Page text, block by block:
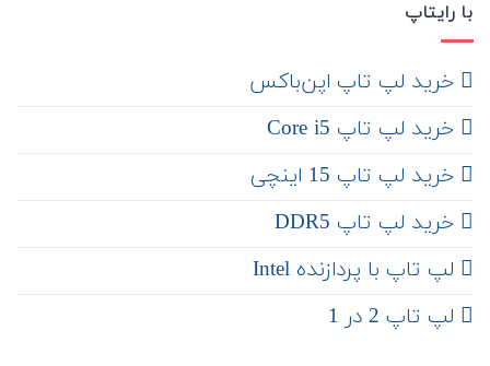
با رایتاپ
‌ خرید لپ تاپ اپن‌باکس
خرید لپ تاپ Core i5
‌‌ خرید لپ تاپ 15 اینچی
خرید لپ تاپ DDR5
لپ تاپ با پردازنده Intel
لپ تاپ 2 در 1